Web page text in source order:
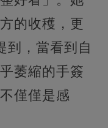
的收穫，更
到，當看到自
萎縮的手簽
僅僅是感